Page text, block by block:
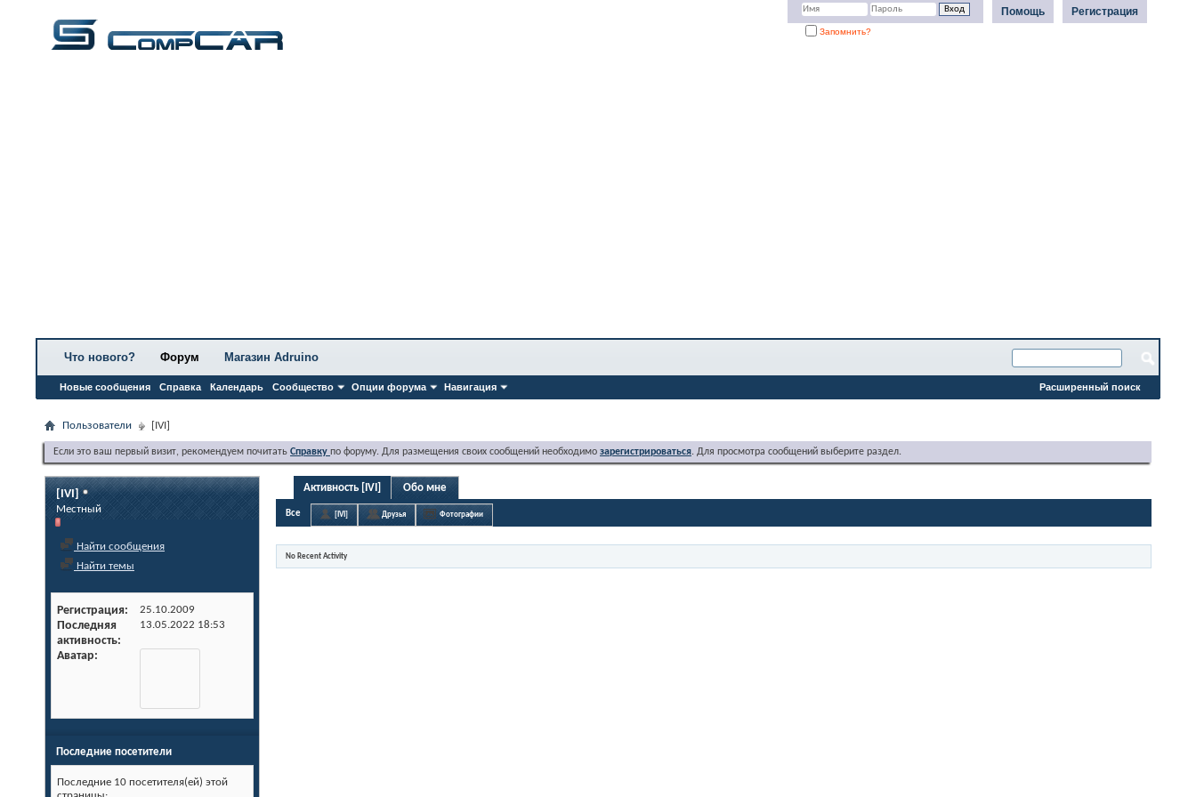
Регистрация
Помощь
Запомнить?
Что нового? Форум
Новые сообщения Справка Календарь Сообщество Опции форума Навигация
Магазин Adruino
Расширенный поиск
Пользователи [IVI]
Если это ваш первый визит, рекомендуем почитать Справку по форуму. Для размещения своих сообщений необходимо зарегистрироваться. Для просмотра сообщений выберите раздел.
[IVI]
Местный
Найти сообщения
Найти темы
Регистрация 25.10.2009
Последняя
активность
13.05.2022 18:53
Аватар
Последние посетители
Последние 10 посетителя(ей) этой
Активность [IVI] Обо мне
Все [IVI] Друзья Фотографии
No Recent Activity